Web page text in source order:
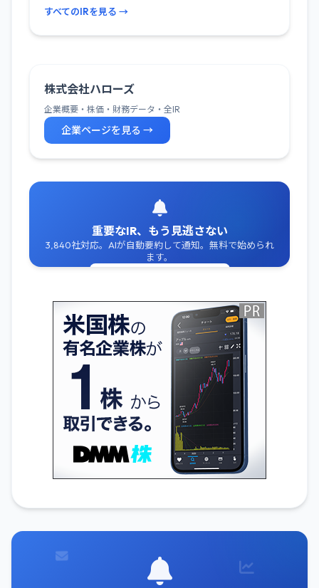
すべてのIRを見る →
株式会社ハローズ
企業概要・株価・財務データ・全IR
企業ページを見る →
重要なIR、もう見逃さない
3,840社対応。AIが自動要約して通知。無料で始められ
ます。